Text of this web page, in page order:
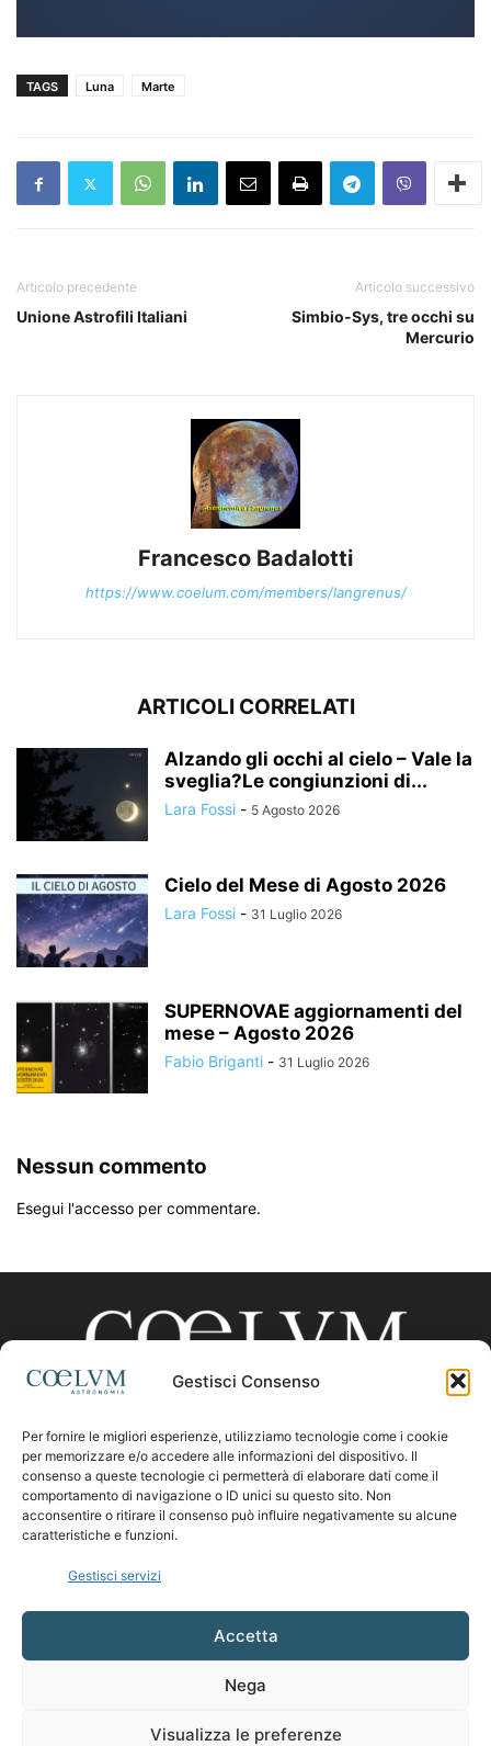
Gestisci Consenso
Per fornire le migliori esperienze, utilizziamo tecnologie come i cookie
per memorizzare e/o accedere alle informazioni del dispositivo. Il
consenso a queste tecnologie ci permetterà di elaborare dati come il
comportamento di navigazione o ID unici su questo sito. Non
acconsentire o ritirare il consenso può influire negativamente su alcune
caratteristiche e funzioni.
Gestisci servizi
Accetta
Nega
Visualizza le preferenze
TAGS Luna Marte
Articolo precedente
Unione Astrofili Italiani
Articolo successivo
Simbio-Sys, tre occhi su
Mercurio
Francesco Badalotti
https://www.coelum.com/members/langrenus/
ARTICOLI CORRELATI
Alzando gli occhi al cielo – Vale la
sveglia?Le congiunzioni di...
Lara Fossi - 5 Agosto 2026
Cielo del Mese di Agosto 2026
Lara Fossi - 31 Luglio 2026
SUPERNOVAE aggiornamenti del
mese – Agosto 2026
Fabio Briganti - 31 Luglio 2026
Nessun commento
Esegui l'accesso per commentare.
CHI SIAMO
Contattaci:coelumastro@coelum.com